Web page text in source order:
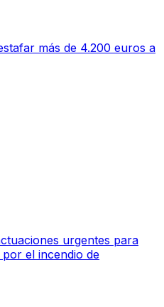
más de 4.200 euros a
urgentes para
el incendio de